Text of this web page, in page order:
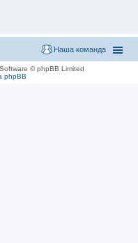
Наша команда
© phpBB Limited
phpBB